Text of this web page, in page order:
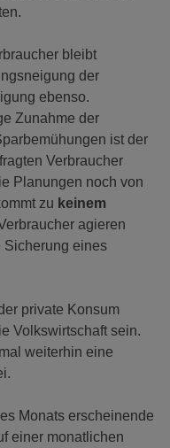
bleibt
der
ebenso.
Zunahme der
ist der
Verbraucher
Planungen noch von
zu keinem
agieren
Sicherung eines
private Konsum
Volkswirtschaft sein.
weiterhin eine
Monats erscheinende
einer monatlichen